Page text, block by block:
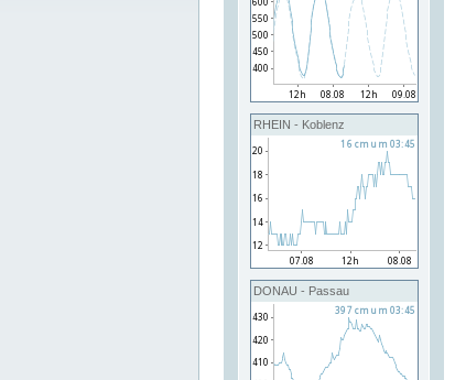
RHEIN - Koblenz
DONAU - Passau